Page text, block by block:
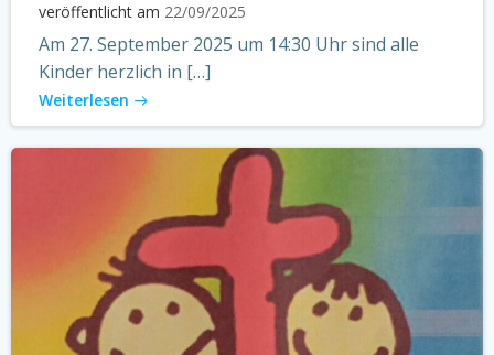
veröffentlicht am 22/09/2025
Am 27. September 2025 um 14:30 Uhr sind alle
Kinder herzlich in […]
Weiterlesen